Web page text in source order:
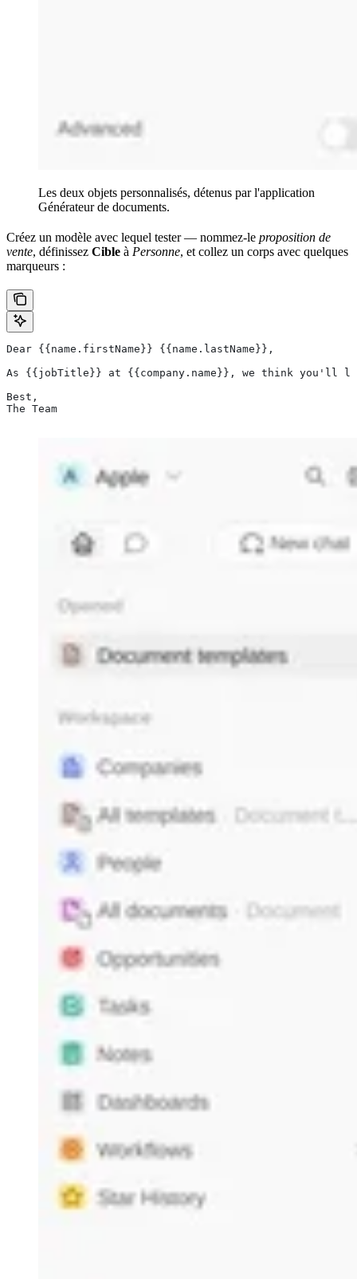
Les deux objets personnalisés, détenus par l'application
Générateur de documents.
Créez un modèle avec lequel tester — nommez-le proposition de
vente, définissez Cible à Personne, et collez un corps avec quelques
marqueurs :
Dear {{name.firstName}} {{name.lastName}},
As {{jobTitle}} at {{company.name}}, we think you'll
Best,
The Team